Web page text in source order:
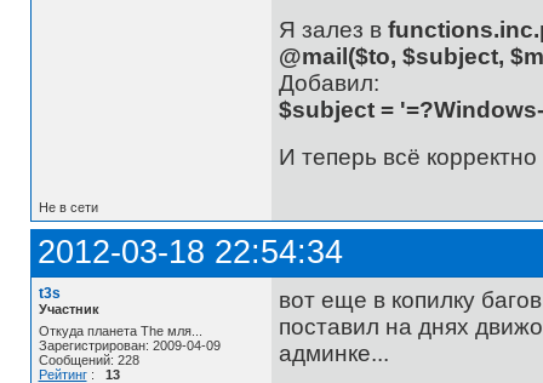
Я залез в
@mail($to, $subject,
Добавил:
$subject =
И теперь всё
Не в сети
2012-03-18 22:54:34
t3s
Участник
Откуда планета The мля...
Зарегистрирован: 2009-04-09
Сообщений: 228
Рейтинг: 13
вот еще в копилку
поставил на днях
админке...